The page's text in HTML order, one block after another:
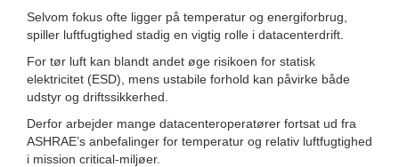
Selvom fokus ofte ligger på temperatur og energiforbrug,
spiller luftfugtighed stadig en vigtig rolle i datacenterdrift.
For tør luft kan blandt andet øge risikoen for statisk
elektricitet (ESD), mens ustabile forhold kan påvirke både
udstyr og driftssikkerhed.
Derfor arbejder mange datacenteroperatører fortsat ud fra
ASHRAE’s anbefalinger for temperatur og relativ luftfugtighed
i mission critical-miljøer.